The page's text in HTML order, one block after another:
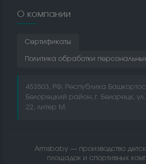
О компании
Сертификаты
Политика обработки
453503, РФ, Республика
Белорецкий район, г. Белорецк,
22, литер М.
Armsbaby — производство
площадок и спортивных